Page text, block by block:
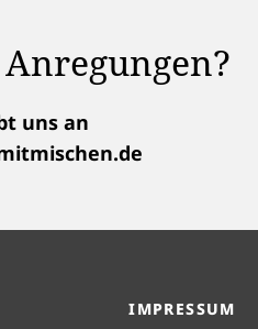
uns an
IMPRESSUM